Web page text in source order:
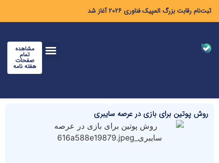
ثبت‌نام رقابت بزرگ المپیک فناوری ۲۰۲۶ آغاز شد
مشاهده
تمام
صفحات
هفته نامه
روش پوتین برای بازی در عرصه سایبری